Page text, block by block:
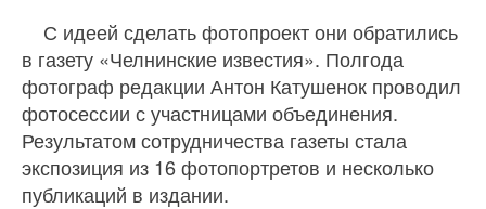
С идеей сделать фотопроект они обратились
в газету «Челнинские известия». Полгода
фотограф редакции Антон Катушенок проводил
фотосессии с участницами объединения.
Результатом сотрудничества газеты стала
экспозиция из 16 фотопортретов и несколько
публикаций в издании.